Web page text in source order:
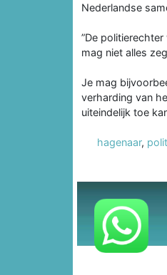
Nederlandse
”De
mag niet alles
Je mag
verharding van
uiteindelijk toe
hagenaar,